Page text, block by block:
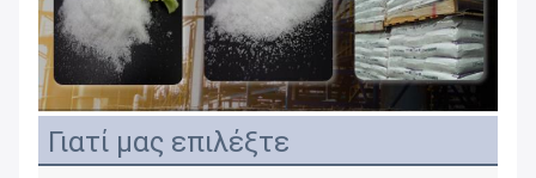
Γιατί μας επιλέξτε